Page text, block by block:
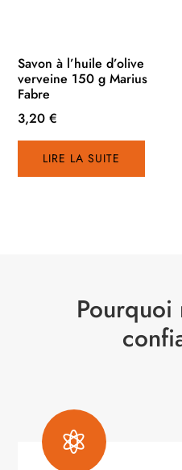
Savon à l’huile d’olive
verveine 150 g Marius
Fabre
3,20€
LIRE LA SUITE
Pourquoi
